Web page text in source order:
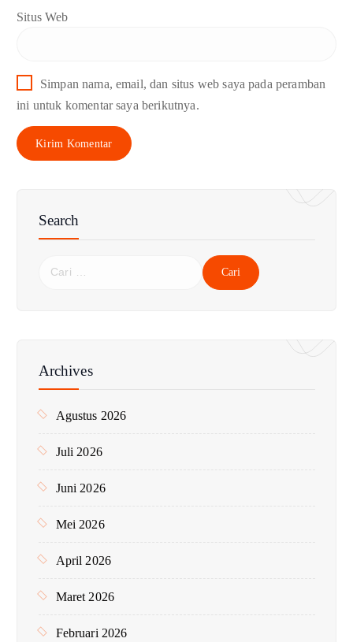
Situs Web
Simpan nama, email, dan situs web saya pada peramban
ini untuk komentar saya berikutnya.
Search
n
k
Archives
Agustus 2026
Juli 2026
Juni 2026
Mei 2026
April 2026
Maret 2026
Februari 2026